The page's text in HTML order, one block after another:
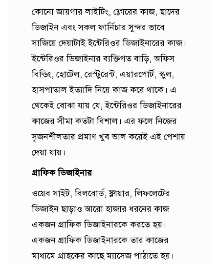
কোনো জায়গার লাইটিং, ফ্লোরের কাজ, ছাদের
ডিজাইন এবং সকল ফার্নিচার সুন্দর ভাবে
সাজিয়ে দেয়াটাই ইন্টেরিওর ডিজাইনারের কাজ।
ইন্টেরিওর ডিজাইনার ব্যক্তিগত বাড়ি, অফিস
বিল্ডিং, হোটেল, রেস্টুরেন্ট, এয়ারপোর্ট, স্কুল,
হাসপাতাল ইত্যাদি নিয়ে কাজ করে থাকে। এ
থেকেই বোঝা যায় যে, ইন্টেরিওর ডিজাইনারের
কাজের সীমা কতটা বিশাল। এর ফলে নিজের
সৃজনশীলতার প্রমাণ খুব ভাল করেই এই পেশায়
দেয়া যায়।
গ্রাফিক ডিজাইনার
ওয়েব সাইট, বিলবোর্ড, ফ্লায়ার, লিফলেটের
ডিজাইন ছাড়াও আরো হাজার ধরনের কাজ
একজন গ্রাফিক ডিজাইনারকে করতে হয়।
একজন গ্রাফিক ডিজাইনারকে তার কাজের
মাধ্যমে গ্রাহকের কাছে ম্যাসেজ পাঠাতে হয়।